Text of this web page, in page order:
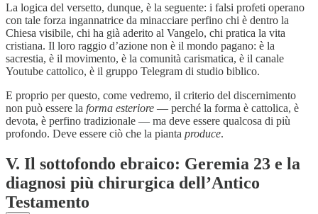
La logica del versetto, dunque, è la seguente: i falsi profeti operano
con tale forza ingannatrice da minacciare perfino chi è dentro la
Chiesa visibile, chi ha già aderito al Vangelo, chi pratica la vita
cristiana. Il loro raggio d’azione non è il mondo pagano: è la
sacrestia, è il movimento, è la comunità carismatica, è il canale
Youtube cattolico, è il gruppo Telegram di studio biblico.
E proprio per questo, come vedremo, il criterio del discernimento
non può essere la forma esteriore — perché la forma è cattolica, è
devota, è perfino tradizionale — ma deve essere qualcosa di più
profondo. Deve essere ciò che la pianta produce.
V. Il sottofondo ebraico: Geremia 23 e la
diagnosi più chirurgica dell’Antico
Testamento